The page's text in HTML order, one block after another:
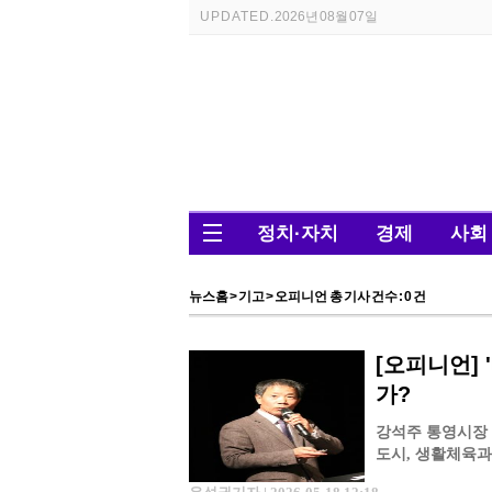
UPDATED.2026년 08월 07일
정치·자치 경제 사회
뉴스홈>기고> 오피니언 총 기사 건수 : 0 건
[오피니언]
가?
강석주 통영시
도시, 생활체육